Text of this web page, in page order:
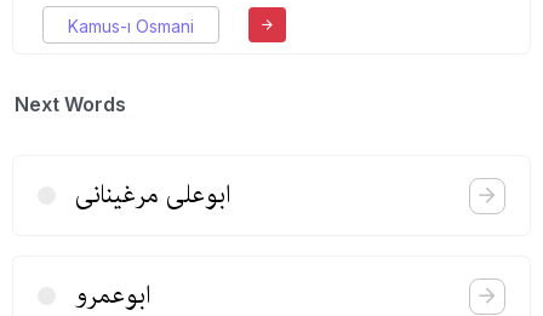
Kamus-ı Osmani
Next Words
ابوعلی مرغینانی
ابوعمرو